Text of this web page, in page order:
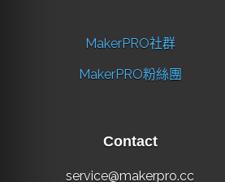
MakerPRO社群
MakerPRO粉絲團
Contact
service@makerpro.cc